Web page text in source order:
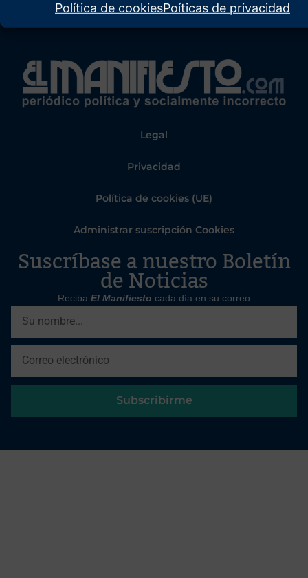
Política de cookiesPoíticas de privacidad
Legal
Privacidad
Política de cookies (UE)
Administrar suscripción Cookies
Suscríbase a nuestro Boletín
de Noticias
Reciba El Manifiesto cada día en su correo
Subscribirme